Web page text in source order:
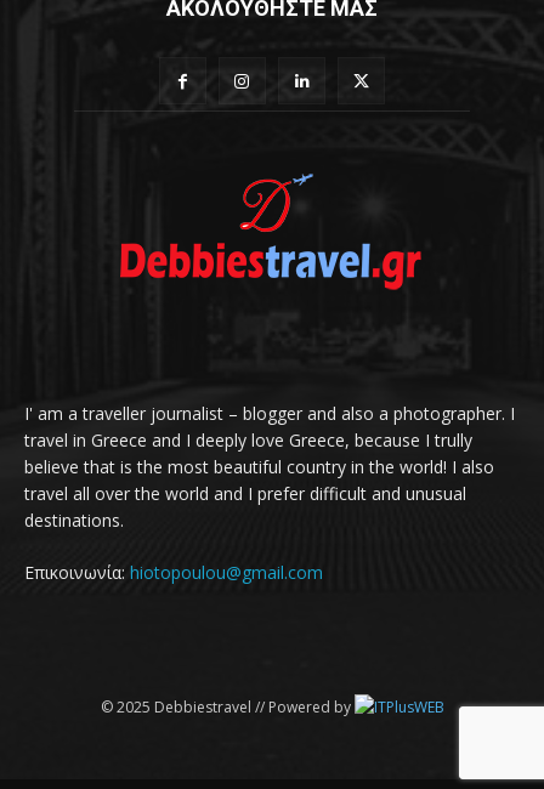
ΑΚΟΛΟΥΘΗΣΤΕ ΜΑΣ
I' am a traveller journalist – blogger and also a photographer. I
travel in Greece and I deeply love Greece, because I trully
believe that is the most beautiful country in the world! I also
travel all over the world and I prefer difficult and unusual
destinations.
Επικοινωνία: hiotopoulou@gmail.com
© 2025 Debbiestravel // Powered by